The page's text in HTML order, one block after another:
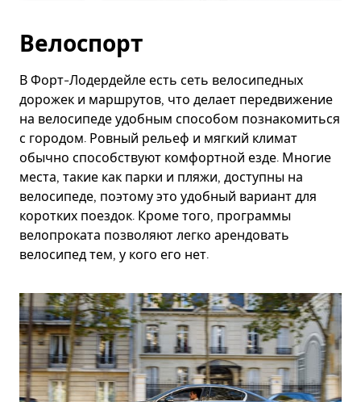
Велоспорт
В Форт-Лодердейле есть сеть велосипедных
дорожек и маршрутов, что делает передвижение
на велосипеде удобным способом познакомиться
с городом. Ровный рельеф и мягкий климат
обычно способствуют комфортной езде. Многие
места, такие как парки и пляжи, доступны на
велосипеде, поэтому это удобный вариант для
коротких поездок. Кроме того, программы
велопроката позволяют легко арендовать
велосипед тем, у кого его нет.